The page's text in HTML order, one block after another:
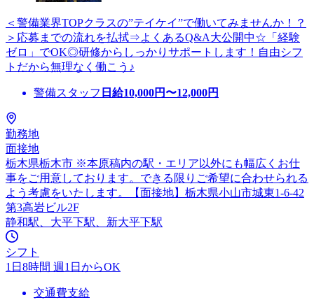
＜警備業界TOPクラスの”テイケイ”で働いてみませんか！？
＞応募までの流れを払拭⇒よくあるQ&A大公開中☆「経験
ゼロ」でOK◎研修からしっかりサポートします！自由シフ
トだから無理なく働こう♪
警備スタッフ 日給10,000円〜12,000円
勤務地
面接地
栃木県栃木市 ※本原稿内の駅・エリア以外にも幅広くお仕
事をご用意しております。できる限りご希望に合わせられる
よう考慮をいたします。【面接地】栃木県小山市城東1-6-42
第3高岩ビル2F
静和駅、大平下駅、新大平下駅
シフト
1日8時間 週1日からOK
交通費支給